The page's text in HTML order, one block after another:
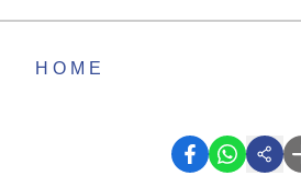
HOME